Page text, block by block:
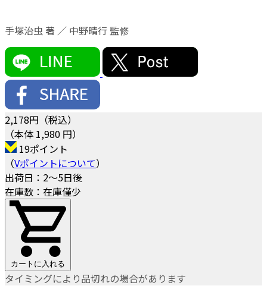
手塚治虫 著 ／ 中野晴行 監修
2,178円（税込）
（本体 1,980 円）
19ポイント
（Vポイントについて）
出荷日：2～5日後
在庫数：在庫僅少
カートに入れる
タイミングにより品切れの場合があります